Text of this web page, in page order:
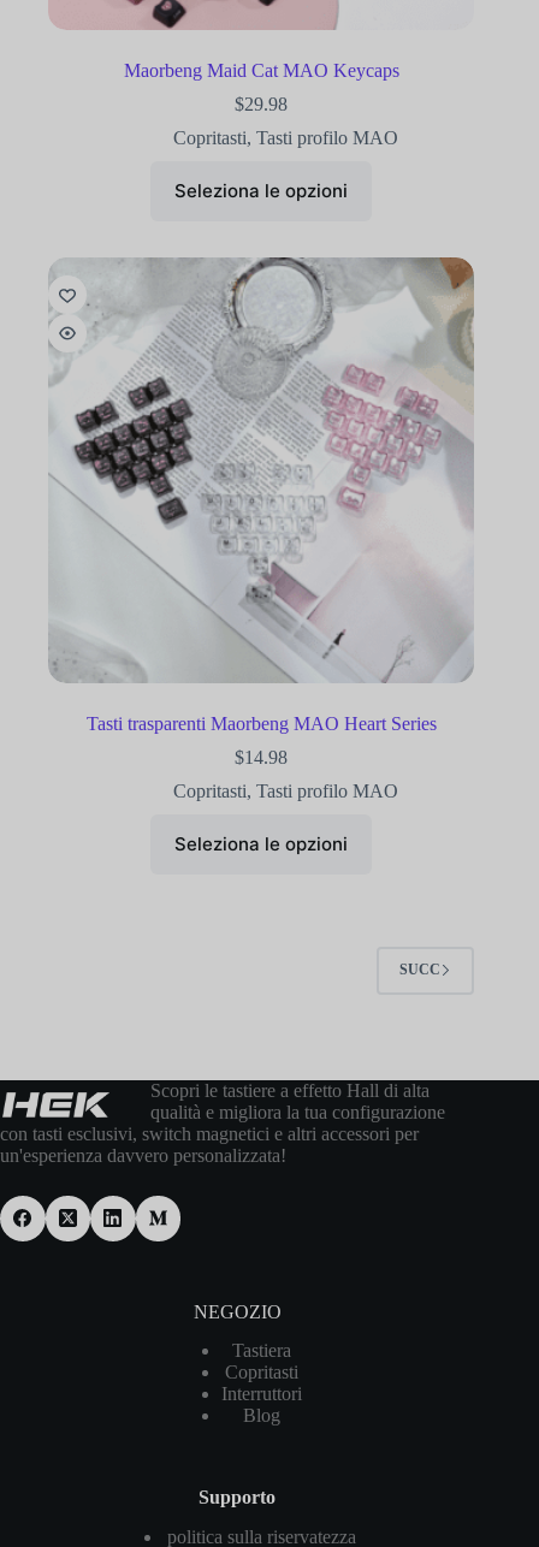
Maorbeng Maid Cat MAO Keycaps
$29.98
Copritasti, Tasti profilo MAO
Seleziona le opzioni
Tasti trasparenti Maorbeng MAO Heart Series
$14.98
Copritasti, Tasti profilo MAO
Seleziona le opzioni
SUCC
Scopri le tastiere a effetto Hall di alta
qualità e migliora la tua configurazione
con tasti esclusivi, switch magnetici e altri accessori per
un'esperienza davvero personalizzata!
NEGOZIO
Tastiera
Copritasti
Interruttori
Blog
Supporto
politica sulla riservatezza